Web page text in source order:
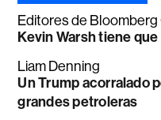
Editores de Bloomberg
Kevin Warsh tiene
Liam Denning
Un Trump acorralado
grandes petroleras